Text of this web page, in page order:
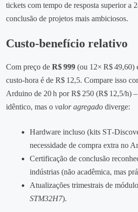
tickets com tempo de resposta superior a
conclusão de projetos mais ambiciosos.
Custo‑benefício relativo
Com preço de R$ 999 (ou 12× R$ 49,60)
custo‑hora é de R$ 12,5. Compare isso
Arduino de 20 h por R$ 250 (R$ 12,5/h)
idêntico, mas o valor agregado diverge:
Hardware incluso (kits
necessidade de compra extra no
Certificação de conclusão
indústrias (não acadêmica, mas
Atualizações trimestrais de
STM32H7).